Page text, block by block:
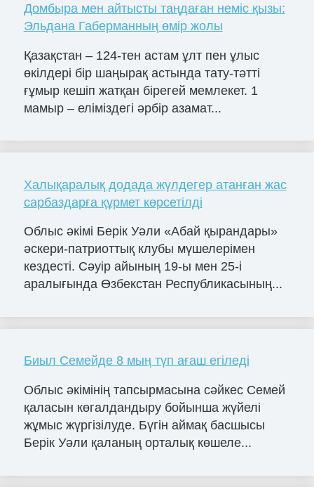
Домбыра мен айтысты таңдаған неміс қызы:
Эльдана Габерманның өмір жолы
Қазақстан – 124-тен астам ұлт пен ұлыс
өкілдері бір шаңырақ астында тату-тәтті
ғұмыр кешіп жатқан бірегей мемлекет. 1
мамыр – еліміздегі әрбір азамат...
Халықаралық додада жүлдегер атанған жас
сарбаздарға құрмет көрсетілді
Облыс әкімі Берік Уәли «Абай қырандары»
әскери-патриоттық клубы мүшелерімен
кездесті. Сәуір айының 19-ы мен 25-і
аралығында Өзбекстан Республикасының...
Биыл Семейде 8 мың түп ағаш егіледі
Облыс әкімінің тапсырмасына сәйкес Семей
қаласын көгалдандыру бойынша жүйелі
жұмыс жүргізілуде. Бүгін аймақ басшысы
Берік Уәли қаланың орталық көшеле...